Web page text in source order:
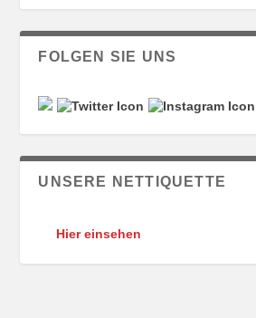
FOLGEN SIE UNS
UNSERE NETTIQUETTE
Hier einsehen